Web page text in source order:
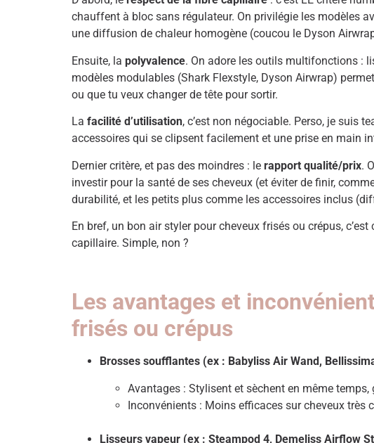
chauffent à bloc sans régulateur. On privilégie les modèles
une diffusion de chaleur homogène (coucou le Dyson
Ensuite, la polyvalence. On adore les outils multifonctions :
modèles modulables (Shark Flexstyle, Dyson Airwrap)
ou que tu veux changer de tête pour sortir.
La facilité d’utilisation, c’est non négociable. Perso, je suis
accessoires qui se clipsent facilement et une prise en main
Dernier critère, et pas des moindres : le rapport qualité/prix.
investir pour la santé de ses cheveux (et éviter de finir,
durabilité, et les petits plus comme les accessoires inclus
En bref, un bon air styler pour cheveux frisés ou crépus,
capillaire. Simple, non ?
Les avantages et
frisés ou crépus
Brosses soufflantes (ex : Babyliss Air Wand,
Avantages : Stylisent et sèchent en même
Inconvénients : Moins efficaces sur cheveux très
Lisseurs vapeur (ex : Steampod 4, Demeliss Airflow